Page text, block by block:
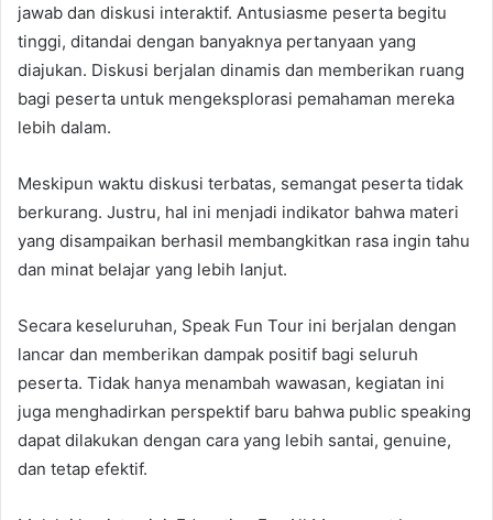
jawab dan diskusi interaktif. Antusiasme peserta begitu
tinggi, ditandai dengan banyaknya pertanyaan yang
diajukan. Diskusi berjalan dinamis dan memberikan ruang
bagi peserta untuk mengeksplorasi pemahaman mereka
lebih dalam.
Meskipun waktu diskusi terbatas, semangat peserta tidak
berkurang. Justru, hal ini menjadi indikator bahwa materi
yang disampaikan berhasil membangkitkan rasa ingin tahu
dan minat belajar yang lebih lanjut.
Secara keseluruhan, Speak Fun Tour ini berjalan dengan
lancar dan memberikan dampak positif bagi seluruh
peserta. Tidak hanya menambah wawasan, kegiatan ini
juga menghadirkan perspektif baru bahwa public speaking
dapat dilakukan dengan cara yang lebih santai, genuine,
dan tetap efektif.